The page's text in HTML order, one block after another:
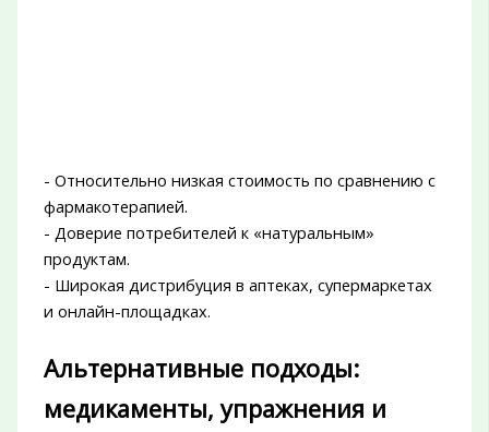
- Относительно низкая стоимость по сравнению с
фармакотерапией.
- Доверие потребителей к «натуральным»
продуктам.
- Широкая дистрибуция в аптеках, супермаркетах
и онлайн-площадках.
Альтернативные подходы:
медикаменты, упражнения и